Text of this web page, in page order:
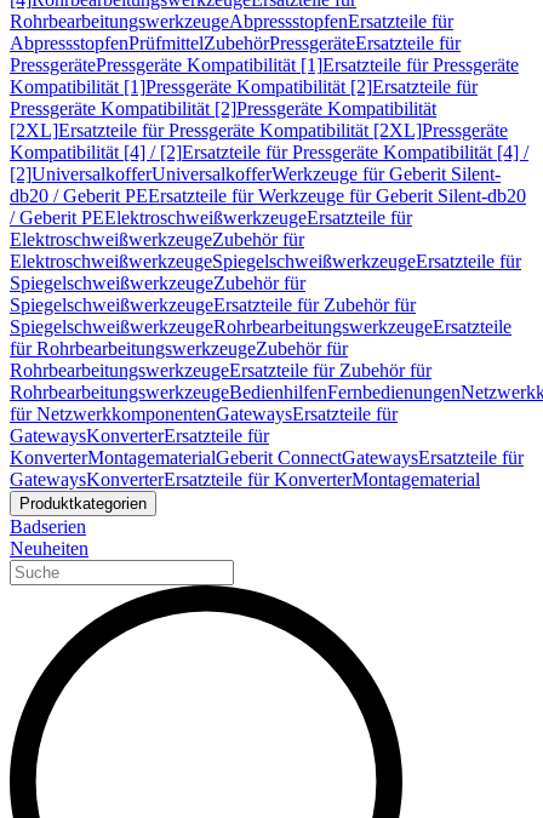
RohrbearbeitungswerkzeugeAbpressstopfenErsatzteile für
AbpressstopfenPrüfmittelZubehörPressgeräteErsatzteile für
PressgerätePressgeräte Kompatibilität [1]Ersatzteile für Pressgeräte
Kompatibilität [1]Pressgeräte Kompatibilität [2]Ersatzteile für
Pressgeräte Kompatibilität [2]Pressgeräte Kompatibilität
[2XL]Ersatzteile für Pressgeräte Kompatibilität [2XL]Pressgeräte
Kompatibilität [4] / [2]Ersatzteile für Pressgeräte Kompatibilität [4] /
[2]UniversalkofferUniversalkofferWerkzeuge für Geberit Silent-
db20 / Geberit PEErsatzteile für Werkzeuge für Geberit Silent-db20
/ Geberit PEElektroschweißwerkzeugeErsatzteile für
ElektroschweißwerkzeugeZubehör für
ElektroschweißwerkzeugeSpiegelschweißwerkzeugeErsatzteile für
SpiegelschweißwerkzeugeZubehör für
SpiegelschweißwerkzeugeErsatzteile für Zubehör für
SpiegelschweißwerkzeugeRohrbearbeitungswerkzeugeErsatzteile
für RohrbearbeitungswerkzeugeZubehör für
RohrbearbeitungswerkzeugeErsatzteile für Zubehör für
RohrbearbeitungswerkzeugeBedienhilfenFernbedienungen
für NetzwerkkomponentenGatewaysErsatzteile für
GatewaysKonverterErsatzteile für
KonverterMontagematerialGeberit ConnectGatewaysErsatzteile für
GatewaysKonverterErsatzteile für KonverterMontagematerial
Produktkategorien
Badserien
Neuheiten